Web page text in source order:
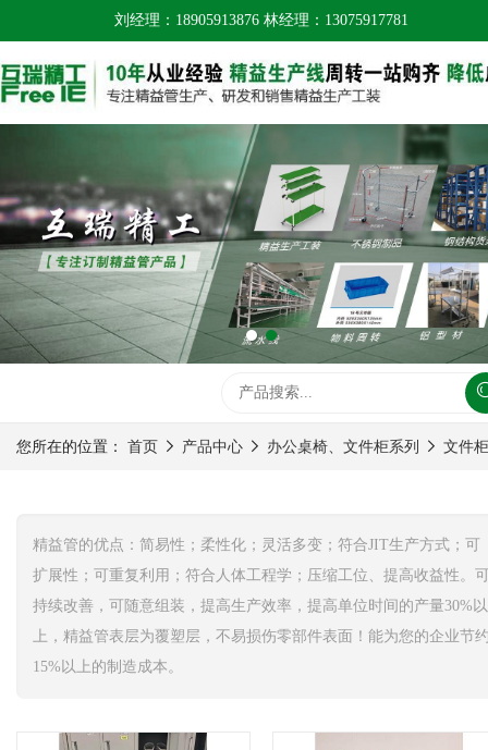
刘经理：18905913876 林经理：13075917781
您所在的位置： 首页 产品中心 办公桌椅、文件柜系列 文件柜
精益管的优点：简易性；柔性化；灵活多变；符合JIT生产方式；可
扩展性；可重复利用；符合人体工程学；压缩工位、提高收益性。
持续改善，可随意组装，提高生产效率，提高单位时间的产量30%以
上，精益管表层为覆塑层，不易损伤零部件表面！能为您的企业节
15%以上的制造成本。